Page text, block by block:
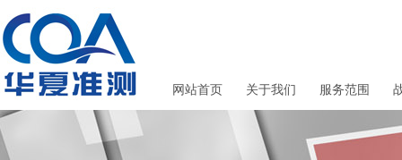
网站首页 关于我们 服务范围